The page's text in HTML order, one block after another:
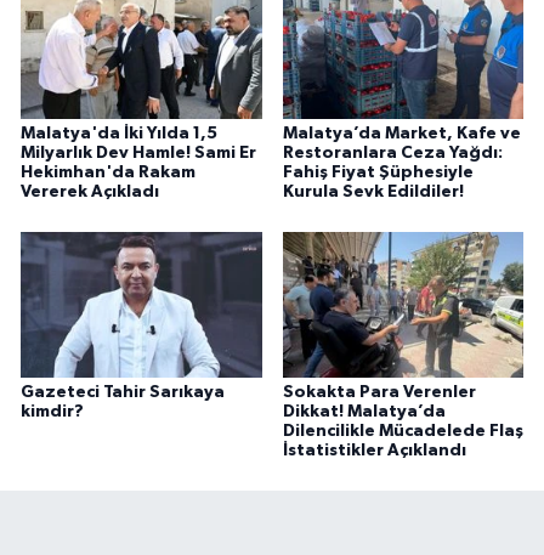
Malatya'da İki Yılda 1,5
Milyarlık Dev Hamle! Sami Er
Hekimhan'da Rakam
Vererek Açıkladı
Malatya’da Market, Kafe ve
Restoranlara Ceza Yağdı:
Fahiş Fiyat Şüphesiyle
Kurula Sevk Edildiler!
Gazeteci Tahir Sarıkaya
kimdir?
Sokakta Para Verenler
Dikkat! Malatya’da
Dilencilikle Mücadelede Flaş
İstatistikler Açıklandı